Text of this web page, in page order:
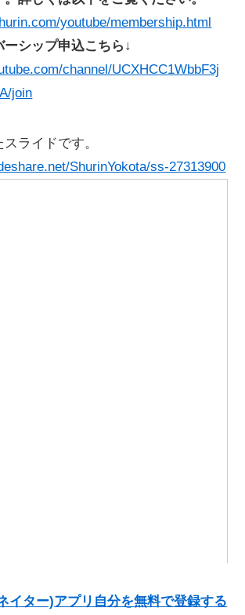
youtube/membership.html
シップ申込こちら↓
channel/UCXHCC1WbbF3j
join
ライドです。
ShurinYokota/ss-27313900
イター)アプリ自分を無料で登録する